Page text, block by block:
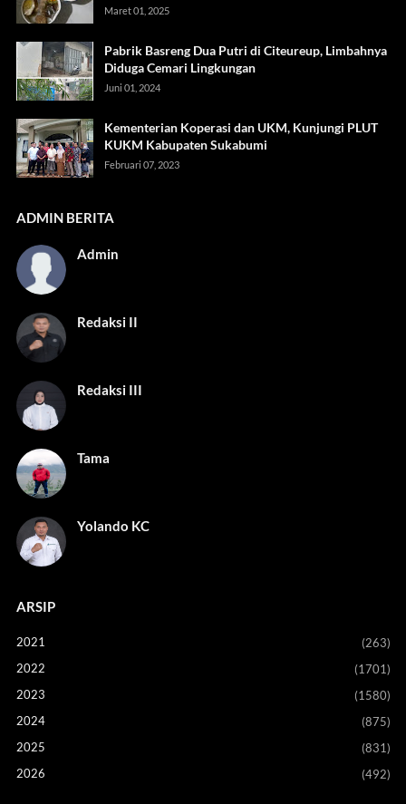
Maret 01, 2025
Pabrik Basreng Dua Putri di Citeureup, Limbahnya
Diduga Cemari Lingkungan
Juni 01, 2024
Kementerian Koperasi dan UKM, Kunjungi PLUT
KUKM Kabupaten Sukabumi
Februari 07, 2023
ADMIN BERITA
Admin
Redaksi II
Redaksi III
Tama
Yolando KC
ARSIP
2021
(263)
2022
(1701)
2023
(1580)
2024
(875)
2025
(831)
2026
(492)